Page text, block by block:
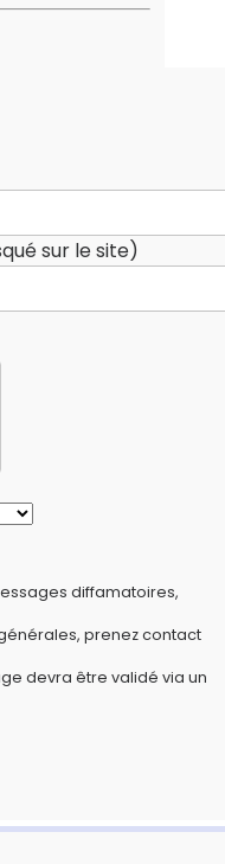
sur le site)
diffamatoires,
prenez contact
devra être validé via un